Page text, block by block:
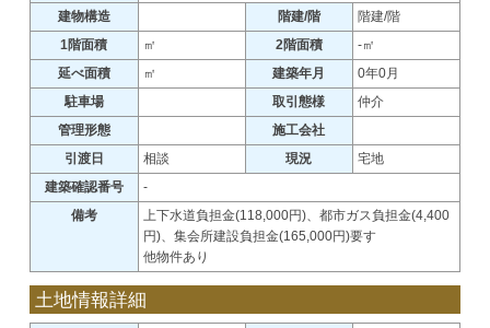
建物構造
階建/階
階建/階
1階面積
㎡ 2階面積
-㎡
延べ面積
㎡ 建築年月
0年0月
駐車場
取引態様
仲介
管理形態
施工会社
引渡日
相談 現況
宅地
建築確認番号
-
備考
上下水道負担金(118,000円)、都市ガス負担金(4,400
円)、集会所建設負担金(165,000円)要す
他物件あり
土地情報詳細